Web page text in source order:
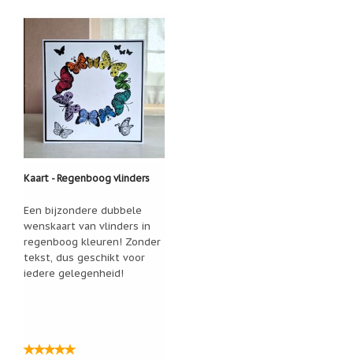
Kaart - Regenboog vlinders
Een bijzondere dubbele
wenskaart van vlinders in
regenboog kleuren! Zonder
tekst, dus geschikt voor
iedere gelegenheid!